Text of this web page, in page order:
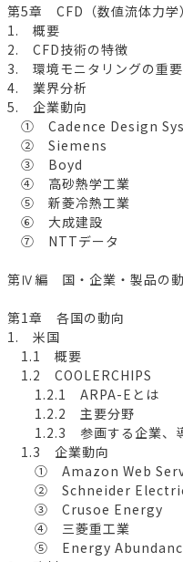
第5章 CFD（数値流体力学）
1. 概要
2. CFD技術の特徴
3. 環境モニタリングの重
4. 業界分析
5. 企業動向
① Cadence Design
② Siemens
③ Boyd
④ 高砂熱学工業
⑤ 新菱冷熱工業
⑥ 大成建設
⑦ NTTデータ
第Ⅳ編 国・企業・製品の
第1章 各国の動向
1. 米国
1.1 概要
1.2 COOLERCHIPS
1.2.1 ARPA-Eとは
1.2.2 主要分野
1.2.3 参画する企業、導
1.3 企業動向
① Amazon Web
② Schneider
③ Crusoe Energy
④ 三菱重工業
⑤ Energy